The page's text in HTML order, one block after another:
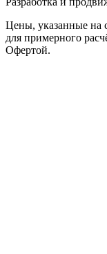
Цены, указанные на
для примерного
Офертой.